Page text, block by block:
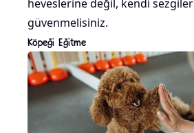
heveslerine değil, kendi
güvenmelisiniz.
Köpeği Eğitme